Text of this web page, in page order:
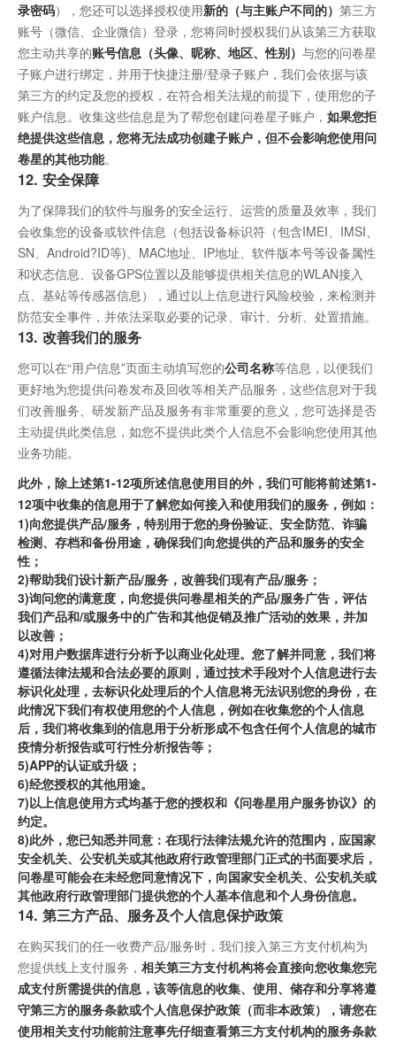
录密码），您还可以选择授权使用新的（与主账户不同的） 第三方
账号（微信、企业微信）登录，您将同时授权我们从该第三方获取
您主动共享的账号信息（头像、昵称、地区、性别） 与您的问卷星
子账户进行绑定，并用于快捷注册/登录子账户，我们会依据与该
第三方的约定及您的授权，在符合相关法规的前提下，使用您的子
账户信息。收集这些信息是为了帮您创建问卷星子账户， 如果您拒
绝提供这些信息，您将无法成功创建子账户，但不会影响您使用问
卷星的其他功能。
12. 安全保障
为了保障我们的软件与服务的安全运行、运营的质量及效率，我们
会收集您的设备或软件信息（包括设备标识符（包含IMEI、IMSI、
SN、Android?ID等)、MAC地址、IP地址、软件版本号等设备属性
和状态信息、设备GPS位置以及能够提供相关信息的WLAN接入
点、基站等传感器信息），通过以上信息进行风险校验，来检测并
防范安全事件，并依法采取必要的记录、审计、分析、处置措施。
13. 改善我们的服务
您可以在“用户信息”页面主动填写您的公司名称等信息，以便我们
更好地为您提供问卷发布及回收等相关产品服务，这些信息对于我
们改善服务、研发新产品及服务有非常重要的意义，您可选择是否
主动提供此类信息，如您不提供此类个人信息不会影响您使用其他
业务功能。
此外，除上述第1-12项所述信息使用目的外，我们可能将前述第1-
12项中收集的信息用于了解您如何接入和使用我们的服务，例如：
1)向您提供产品/服务，特别用于您的身份验证、安全防范、诈骗
检测、存档和备份用途，确保我们向您提供的产品和服务的安全
性；
2)帮助我们设计新产品/服务，改善我们现有产品/服务；
3)询问您的满意度，向您提供问卷星相关的产品/服务广告，评估
我们产品和/或服务中的广告和其他促销及推广活动的效果，并加
以改善；
4)对用户数据库进行分析予以商业化处理。您了解并同意，我们将
遵循法律法规和合法必要的原则，通过技术手段对个人信息进行去
标识化处理，去标识化处理后的个人信息将无法识别您的身份，在
此情况下我们有权使用您的个人信息，例如在收集您的个人信息
后，我们将收集到的信息用于分析形成不包含任何个人信息的城市
疫情分析报告或可行性分析报告等；
5)APP的认证或升级；
6)经您授权的其他用途。
7)以上信息使用方式均基于您的授权和《问卷星用户服务协议》的
约定。
8)此外，您已知悉并同意：在现行法律法规允许的范围内，应国家
安全机关、公安机关或其他政府行政管理部门正式的书面要求后，
问卷星可能会在未经您同意情况下，向国家安全机关、公安机关或
其他政府行政管理部门提供您的个人基本信息和个人身份信息。
14. 第三方产品、服务及个人信息保护政策
在购买我们的任一收费产品/服务时，我们接入第三方支付机构为
您提供线上支付服务， 相关第三方支付机构将会直接向您收集您完
成支付所需提供的信息，该等信息的收集、使用、储存和分享将遵
守第三方的服务条款或个人信息保护政策（而非本政策），请您在
使用相关支付功能前注意事先仔细查看第三方支付机构的服务条款